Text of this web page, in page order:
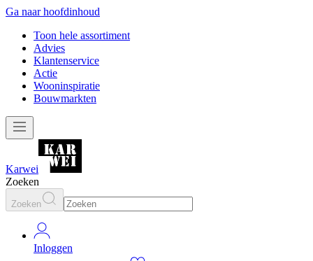
Ga naar hoofdinhoud
Toon hele assortiment
Advies
Klantenservice
Actie
Wooninspiratie
Bouwmarkten
Karwei
Zoeken
Zoeken
Inloggen